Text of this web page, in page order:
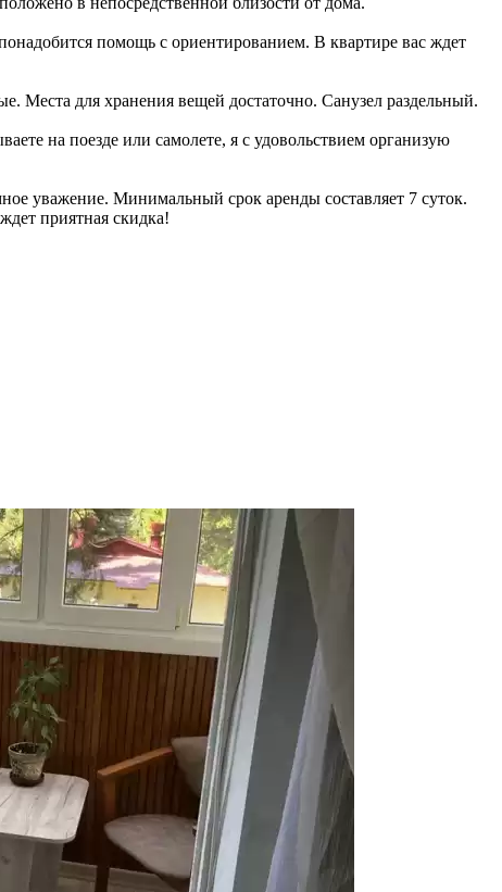
помощь с ориентированием. В квартире вас ждет
Места для хранения вещей достаточно. Санузел раздельный.
на поезде или самолете, я с удовольствием организую
уважение. Минимальный срок аренды составляет 7 суток.
приятная скидка!